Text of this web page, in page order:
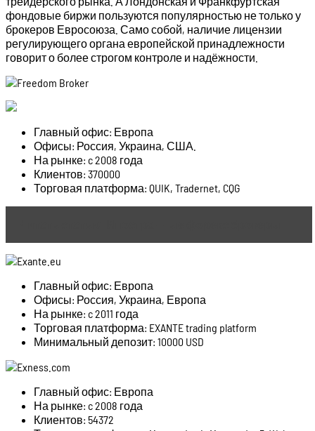
фондовые биржи пользуются популярностью не только у
брокеров Евросоюза. Само собой, наличие лицензии
регулирующего органа европейской принадлежности
говорит о более строгом контроле и надёжности.
Главный офис: Европа
Офисы: Россия, Украина, США.
На рынке: c 2008 года
Клиентов: 370000
Торговая платформа: QUIK, Tradernet, CQG
Главный офис: Европа
Офисы: Россия, Украина, Европа
На рынке: c 2011 года
Торговая платформа: EXANTE trading platform
Минимальный депозит: 10000 USD
Главный офис: Европа
На рынке: c 2008 года
Клиентов: 54372